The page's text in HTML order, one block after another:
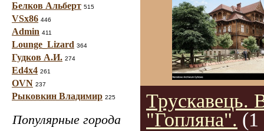
Белков Альберт 515
VSx86 446
Admin 411
Lounge_Lizard 364
Гудков А.И. 274
Ed4x4 261
OVN 237
Рыковкин Владимир 225
Популярные города
Трускавець.
"Гопляна". (1